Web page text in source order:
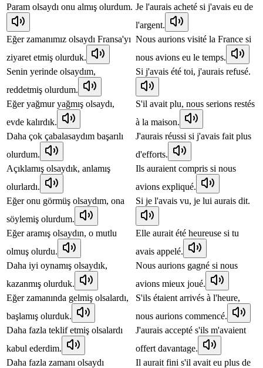
Param olsaydı onu almış olurdum. Je l'aurais acheté si j'avais eu de
l'argent.
Eğer zamanımız olsaydı Fransa'yı
ziyaret etmiş olurduk.
Nous aurions visité la France si
nous avions eu le temps.
Senin yerinde olsaydım,
reddetmiş olurdum.
Si j'avais été toi, j'aurais refusé.
Eğer yağmur yağmış olsaydı,
evde kalırdık.
S'il avait plu, nous serions restés
à la maison.
Daha çok çabalasaydım başarılı
olurdum.
J'aurais réussi si j'avais fait plus
d'efforts.
Açıklamış olsaydık, anlamış
olurlardı.
Ils auraient compris si nous
avions expliqué.
Eğer onu görmüş olsaydım, ona
söylemiş olurdum.
Si je l'avais vu, je lui aurais dit.
Eğer aramış olsaydın, o mutlu
olmuş olurdu.
Elle aurait été heureuse si tu
avais appelé.
Daha iyi oynamış olsaydık,
kazanmış olurduk.
Nous aurions gagné si nous
avions mieux joué.
Eğer zamanında gelmiş olsalardı,
başlamış olurduk.
S'ils étaient arrivés à l'heure,
nous aurions commencé.
Daha fazla teklif etmiş olsalardı
kabul ederdim.
J'aurais accepté s'ils m'avaient
offert davantage.
Daha fazla zamanı olsaydı
Il aurait fini s'il avait eu plus de